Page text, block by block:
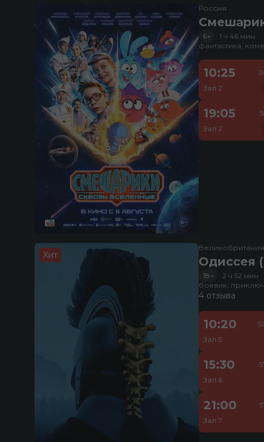
Россия
6+
1 ч 46 мин
фантастика,
10:25
Зал 2
19:05
Зал 2
Хит Одиссея
18+
2 ч 52 мин
боевик,
4 отзыва
10:20
Зал 5
15:30
Зал 6
21:00
Зал 7